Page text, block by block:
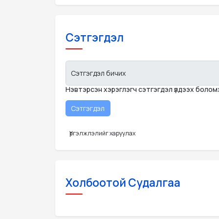
Сэтгэгдэл
Сэтгэгдэл бичих
Нэвтэрсэн хэрэглэгч сэтгэгдэл үлдээх
Үргэлжлэлийг харуулах
Холбоотой Судалгаа